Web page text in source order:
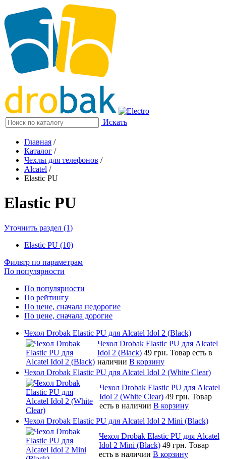
Искать
Главная /
Каталог /
Чехлы для телефонов /
Alcatel /
Elastic PU
Elastic PU
Уточнить раздел (1)
Elastic PU (10)
Фильтр по параметрам
По популярности
По популярности
По рейтингу
По цене, сначала недорогие
По цене, сначала дорогие
Чехол Drobak Elastic PU для Alcatel Idol 2 (Black)
Чехол Drobak Elastic PU для Alcatel
Idol 2 (Black) 49 грн. Товар есть в
наличии В корзину
Чехол Drobak Elastic PU для Alcatel Idol 2 (White Clear)
Чехол Drobak Elastic PU для Alcatel
Idol 2 (White Clear) 49 грн. Товар
есть в наличии В корзину
Чехол Drobak Elastic PU для Alcatel Idol 2 Mini (Black)
Чехол Drobak Elastic PU для Alcatel
Idol 2 Mini (Black) 49 грн. Товар
есть в наличии В корзину